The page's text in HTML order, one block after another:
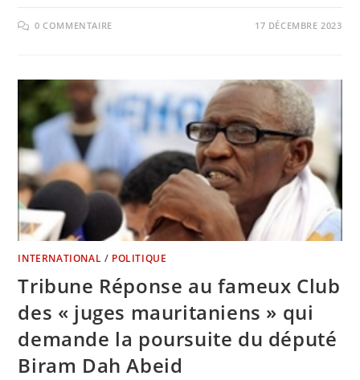
0 COMMENTAIRE 17 DÉCEMBRE 2023
INTERNATIONAL / POLITIQUE
Tribune Réponse au fameux Club
des « juges mauritaniens » qui
demande la poursuite du député
Biram Dah Abeid